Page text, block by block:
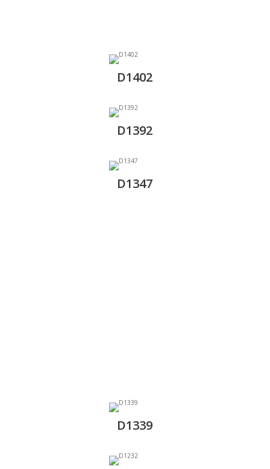
D1402
D1392
D1347
D1339